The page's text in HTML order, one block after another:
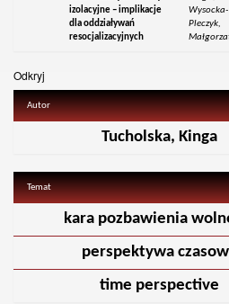
izolacyjne – implikacje
dla oddziaływań
resocjalizacyjnych
Wysocka-
Pleczyk,
Odkryj
Autor
Tucholska, Kinga
Temat
kara pozbawienia
perspektywa
time perspective